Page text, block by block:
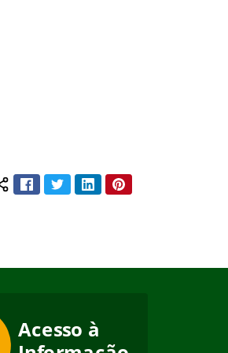
Compartilhar conteúdo:
FacebookTwitterLinkedInPinterest